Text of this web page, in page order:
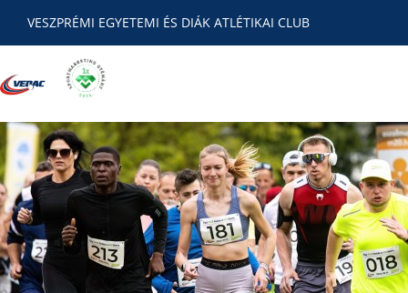
VESZPRÉMI EGYETEMI ÉS DIÁK ATLÉTIKAI CLUB